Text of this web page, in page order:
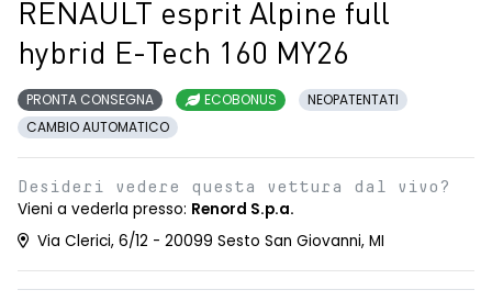
RENAULT esprit Alpine full
hybrid E-Tech 160 MY26
PRONTA CONSEGNA ECOBONUS
NEOPATENTATI
CAMBIO AUTOMATICO
Desideri vedere questa vettura dal vivo?
Vieni a vederla presso: Renord S.p.a.
Via Clerici, 6/12 - 20099 Sesto San Giovanni, MI